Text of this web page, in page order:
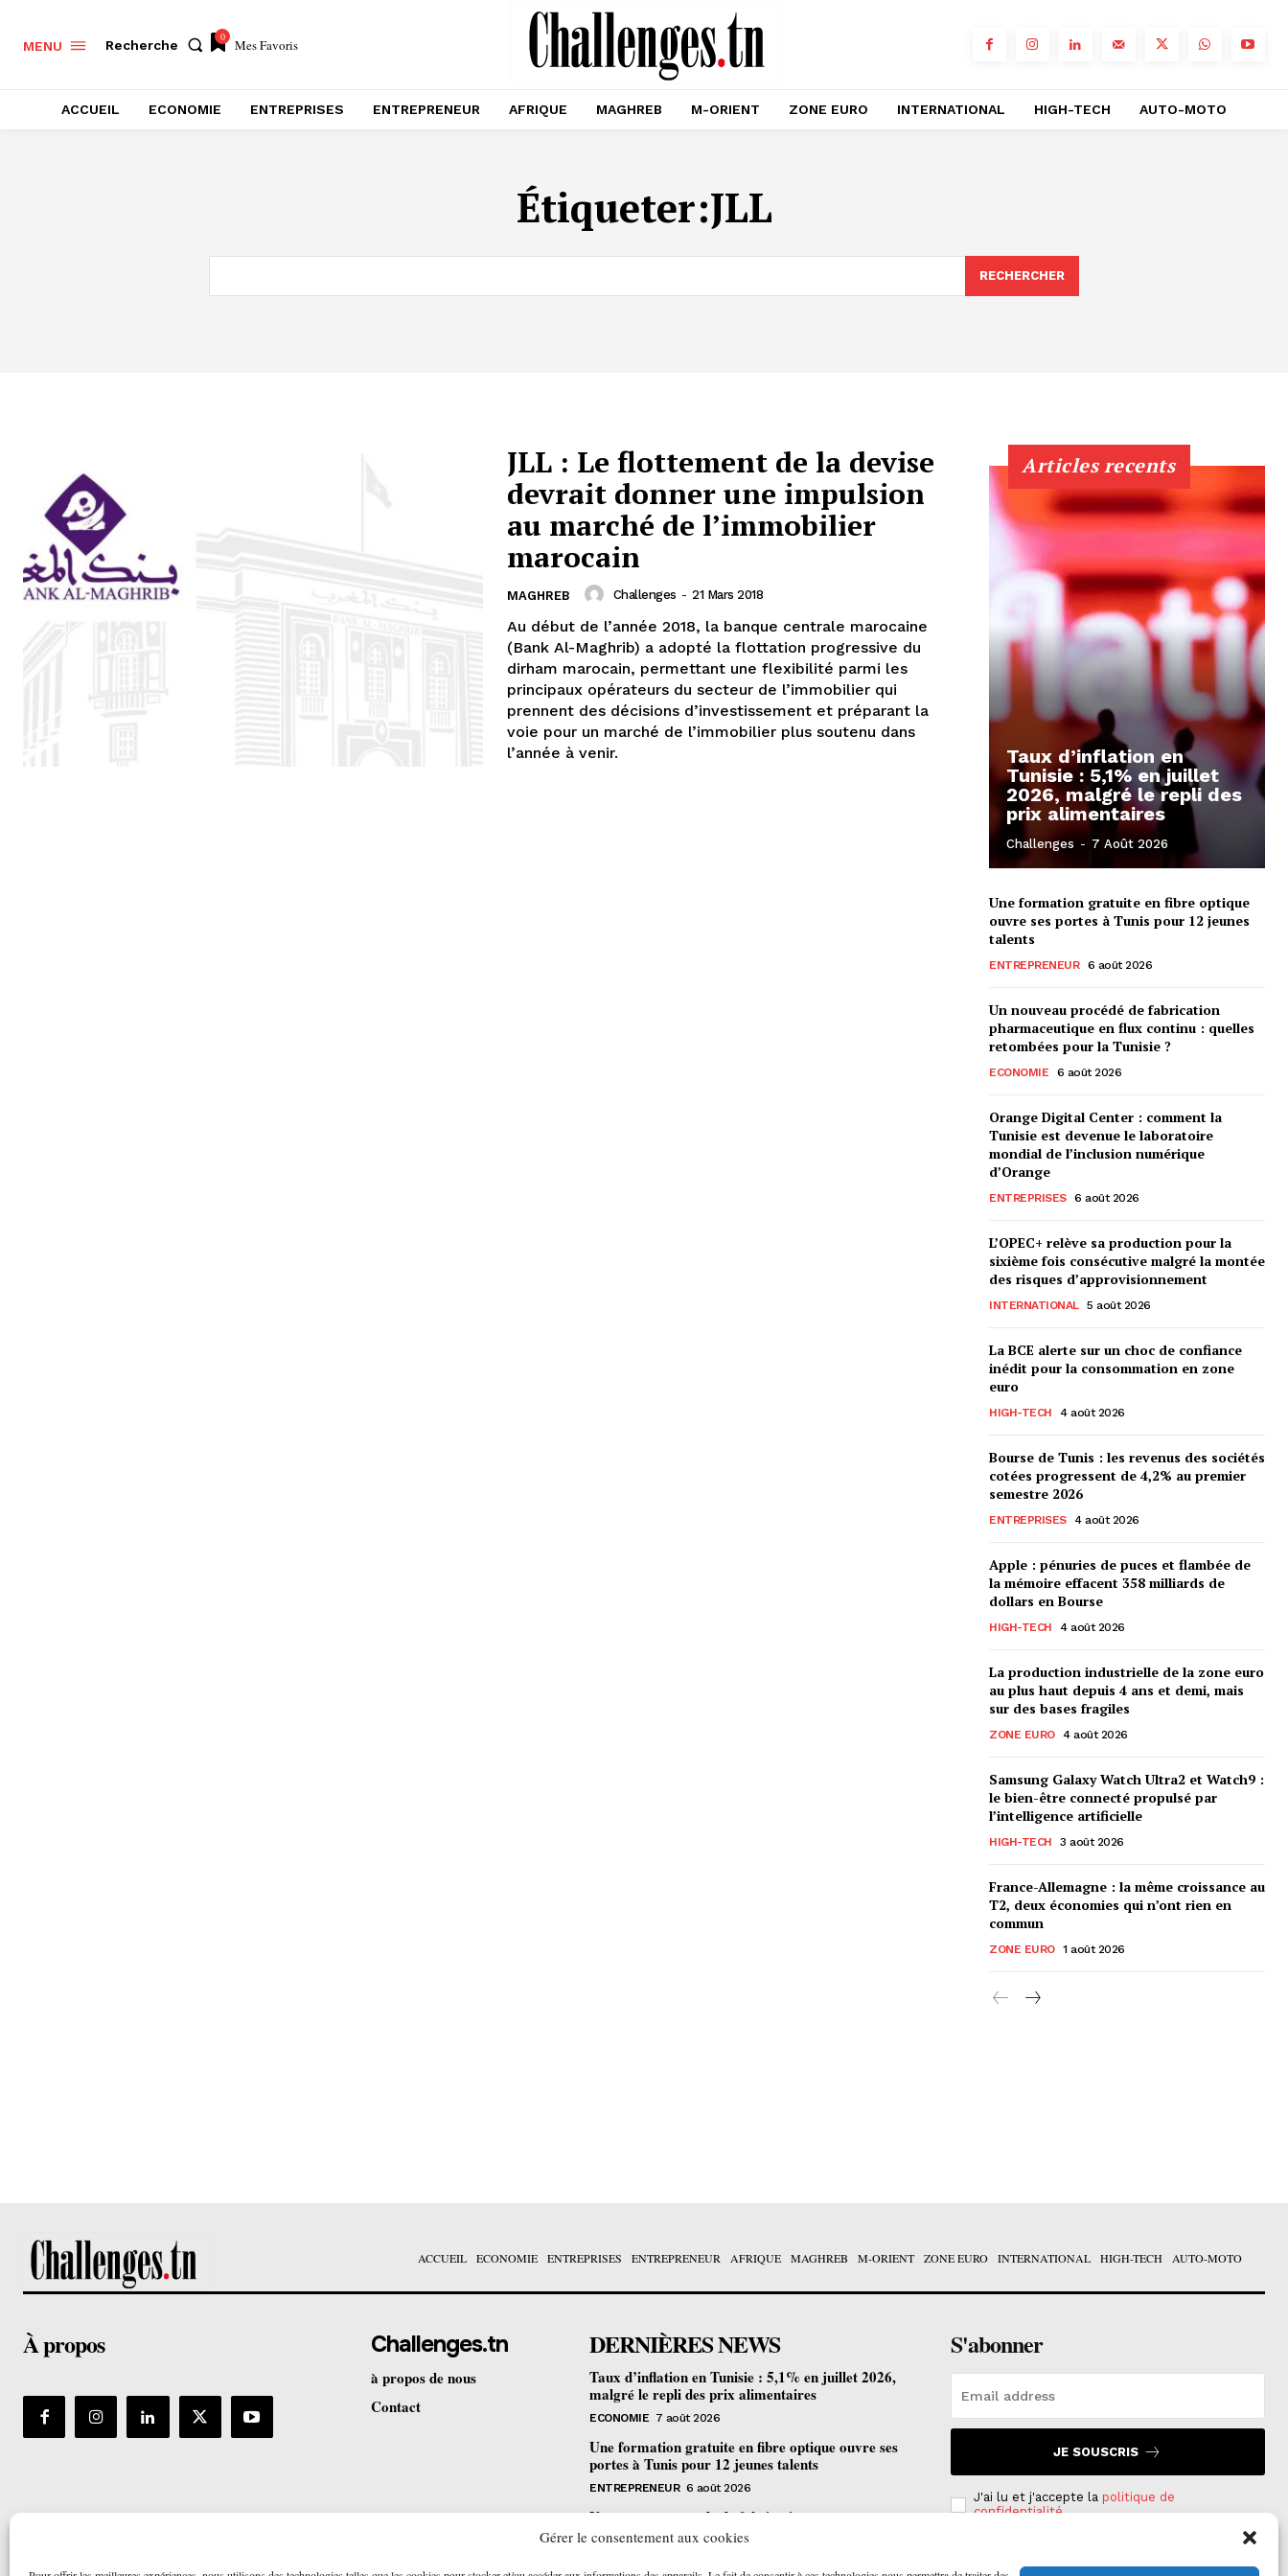
Gérer le consentement aux cookies
MENU Recherche
0 Mes Favoris
ACCUEIL ECONOMIE ENTREPRISES ENTREPRENEUR AFRIQUE MAGHREB M-ORIENT ZONE EURO INTERNATIONAL HIGH-TECH AUTO-MOTO
Étiqueter:JLL
RECHERCHER
JLL : Le flottement de la devise
devrait donner une impulsion
au marché de l’immobilier
marocain
MAGHREB Challenges - 21 Mars 2018
Au début de l’année 2018, la banque centrale marocaine
(Bank Al-Maghrib) a adopté la flottation progressive du
dirham marocain, permettant une flexibilité parmi les
principaux opérateurs du secteur de l’immobilier qui
prennent des décisions d’investissement et préparant la
voie pour un marché de l’immobilier plus soutenu dans
l’année à venir.
Articles recents
Taux d’inflation en
Tunisie : 5,1% en juillet
2026, malgré le repli des
prix alimentaires
Challenges - 7 Août 2026
Une formation gratuite en fibre optique
ouvre ses portes à Tunis pour 12 jeunes
talents
ENTREPRENEUR 6 août 2026
Un nouveau procédé de fabrication
pharmaceutique en flux continu : quelles
retombées pour la Tunisie ?
ECONOMIE 6 août 2026
Orange Digital Center : comment la
Tunisie est devenue le laboratoire
mondial de l’inclusion numérique
d’Orange
ENTREPRISES 6 août 2026
L’OPEC+ relève sa production pour la
sixième fois consécutive malgré la montée
des risques d’approvisionnement
INTERNATIONAL 5 août 2026
La BCE alerte sur un choc de confiance
inédit pour la consommation en zone
euro
HIGH-TECH 4 août 2026
Bourse de Tunis : les revenus des sociétés
cotées progressent de 4,2% au premier
semestre 2026
ENTREPRISES 4 août 2026
Apple : pénuries de puces et flambée de
la mémoire effacent 358 milliards de
dollars en Bourse
HIGH-TECH 4 août 2026
La production industrielle de la zone euro
au plus haut depuis 4 ans et demi, mais
sur des bases fragiles
ZONE EURO 4 août 2026
Samsung Galaxy Watch Ultra2 et Watch9 :
le bien-être connecté propulsé par
l’intelligence artificielle
HIGH-TECH 3 août 2026
France-Allemagne : la même croissance au
T2, deux économies qui n’ont rien en
commun
ZONE EURO 1 août 2026
ACCUEIL ECONOMIE ENTREPRISES ENTREPRENEUR AFRIQUE MAGHREB M-ORIENT ZONE EURO INTERNATIONAL HIGH-TECH AUTO-MOTO
À propos Challenges.tn
à propos de nous
Contact
DERNIÈRES NEWS
Taux d’inflation en Tunisie : 5,1% en juillet 2026,
malgré le repli des prix alimentaires
ECONOMIE 7 août 2026
Une formation gratuite en fibre optique ouvre ses
portes à Tunis pour 12 jeunes talents
ENTREPRENEUR 6 août 2026
Un nouveau procédé de fabrication
pharmaceutique en flux continu : quelles
S'abonner
JE SOUSCRIS
J'ai lu et j'accepte la politique de
confidentialité.